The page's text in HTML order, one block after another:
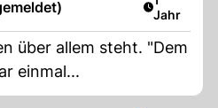
Jahr
über allem steht. "Dem
einmal...